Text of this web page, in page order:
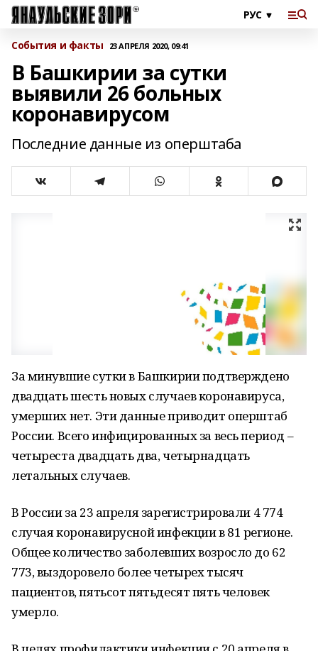
События и факты 23 АПРЕЛЯ 2020, 09:41
В Башкирии за сутки
выявили 26 больных
коронавирусом
Последние данные из оперштаба
За минувшие сутки в Башкирии подтверждено
двадцать шесть новых случаев коронавируса,
умерших нет. Эти данные приводит оперштаб
России. Всего инфицированных за весь период –
четыреста двадцать два, четырнадцать
летальных случаев.
В России за 23 апреля зарегистрировали 4 774
случая коронавирусной инфекции в 81 регионе.
Общее количество заболевших возросло до 62
773, выздоровело более четырех тысяч
пациентов, пятьсот пятьдесят пять человек
умерло.